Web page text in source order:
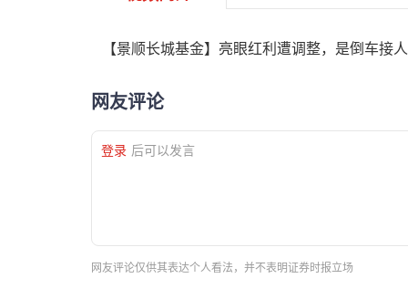
【景顺长城基金】亮眼红利遭调整，是倒车接
网友评论
登录 后可以发言
网友评论仅供其表达个人看法，并不表明证券时报立场